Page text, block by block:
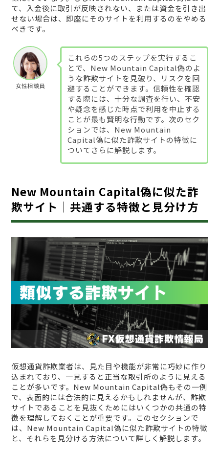
て、入金後に取引が反映されない、または資金を引き出
せない場合は、即座にそのサイトを利用するのをやめる
べきです。
女性相談員
これらの5つのステップを実行するこ
とで、New Mountain Capital偽のよ
うな詐欺サイトを見破り、リスクを回
避することができます。信頼性を確認
する際には、十分な調査を行い、不安
や疑念を感じた時点で利用を中止する
ことが最も賢明な行動です。次のセク
ションでは、New Mountain
Capital偽に似た詐欺サイトの特徴に
ついてさらに解説します。
New Mountain Capital偽に似た詐
欺サイト｜共通する特徴と見分け方
仮想通貨詐欺業者は、見た目や機能が非常に巧妙に作り
込まれており、一見すると正当な取引所のように見える
ことが多いです。New Mountain Capital偽もその一例
で、表面的には合法的に見えるかもしれませんが、詐欺
サイトであることを見抜くためにはいくつかの共通の特
徴を理解しておくことが重要です。このセクションで
は、New Mountain Capital偽に似た詐欺サイトの特徴
と、それらを見分ける方法について詳しく解説します。